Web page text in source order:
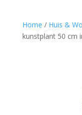
Home / Huis &
kunstplant 50 cm